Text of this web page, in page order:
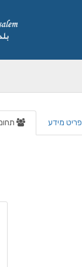
פריט מידע